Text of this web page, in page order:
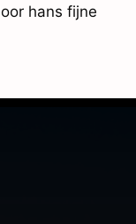
hans fijne